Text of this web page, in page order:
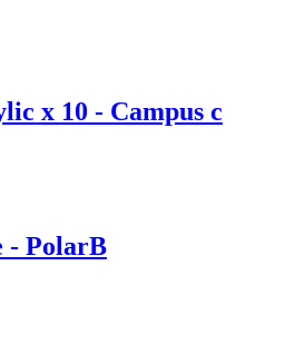
x 10 - Campus c
- PolarB